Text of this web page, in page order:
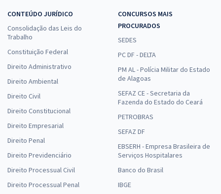
CONTEÚDO JURÍDICO
Consolidação das Leis do
Trabalho
Constituição Federal
Direito Administrativo
Direito Ambiental
Direito Civil
Direito Constitucional
Direito Empresarial
Direito Penal
Direito Previdenciário
Direito Processual Civil
Direito Processual Penal
CONCURSOS MAIS
PROCURADOS
SEDES
PC DF - DELTA
PM AL - Polícia Militar do Estado
de Alagoas
SEFAZ CE - Secretaria da
Fazenda do Estado do Ceará
PETROBRAS
SEFAZ DF
EBSERH - Empresa Brasileira de
Serviços Hospitalares
Banco do Brasil
IBGE